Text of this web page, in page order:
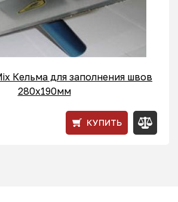
Кельма для заполнения швов
280x190мм
КУПИТЬ